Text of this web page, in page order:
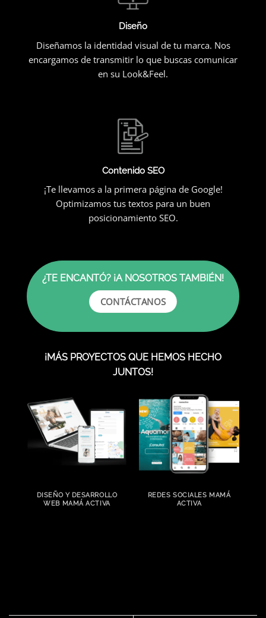
Diseño
Diseñamos la identidad visual de tu marca. Nos
encargamos de transmitir lo que buscas comunicar
en su Look&Feel.
Contenido SEO
¡Te llevamos a la primera página de Google!
Optimizamos tus textos para un buen
posicionamiento SEO.
¿TE ENCANTÓ? ¡A NOSOTROS TAMBIÉN!
CONTÁCTANOS
¡MÁS PROYECTOS QUE HEMOS HECHO
JUNTOS!
DISEÑO Y DESARROLLO
WEB MAMÁ ACTIVA
REDES SOCIALES MAMÁ
ACTIVA